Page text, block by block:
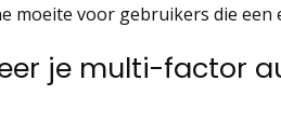
moeite voor gebruikers die
je multi-factor